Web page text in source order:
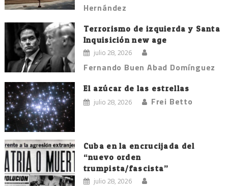
Hernández
Terrorismo de izquierda y Santa
Inquisición new age
julio 28, 2026
Fernando Buen Abad Domínguez
El azúcar de las estrellas
julio 28, 2026 Frei Betto
Cuba en la encrucijada del
“nuevo orden
trumpista/fascista”
julio 28, 2026